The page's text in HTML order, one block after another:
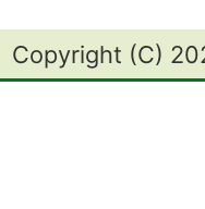
Copyright (C)